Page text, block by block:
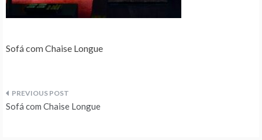
Sofá com Chaise Longue
Navegação
Sofá com Chaise Longue